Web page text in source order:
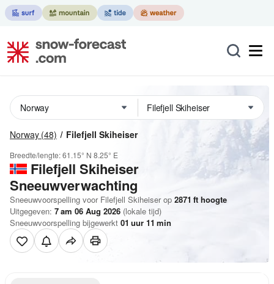
Norway (48) Filefjell Skiheiser
Breedte/lengte:61.15° N 8.25° E
Filefjell Skiheiser
Sneeuwverwachting
Sneeuwvoorspelling voor Filefjell Skiheiser op 2871 ft hoogte
Uitgegeven: 7 am 06 Aug 2026 (lokale tijd)
Sneeuwvoorspelling bijgewerkt 01 uur 11 min